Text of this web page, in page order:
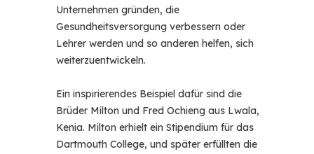
Unternehmen gründen, die
Gesundheitsversorgung verbessern oder
Lehrer werden und so anderen helfen, sich
weiterzuentwickeln.
Ein inspirierendes Beispiel dafür sind die
Brüder Milton und Fred Ochieng aus Lwala,
Kenia. Milton erhielt ein Stipendium für das
Dartmouth College, und später erfüllten die